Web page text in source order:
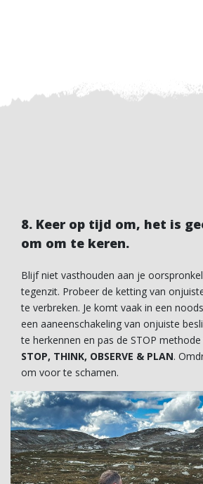
8. Keer op tijd om, het is
om om te keren.
Blijf niet vasthouden aan je
tegenzit. Probeer de ketting van
te verbreken. Je komt vaak in een
een aaneenschakeling van onjuiste
te herkennen en pas de STOP
STOP, THINK, OBSERVE & PLAN.
om voor te schamen.